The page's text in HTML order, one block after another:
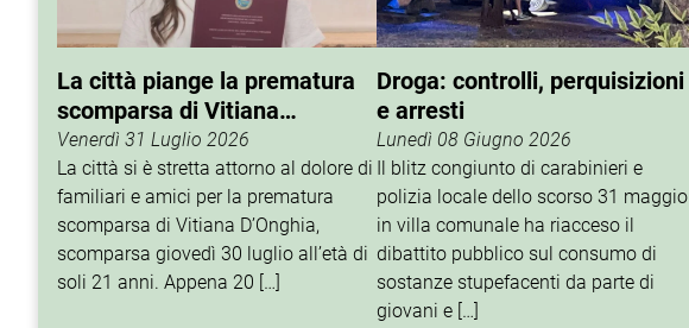
La città piange la prematura
scomparsa di Vitiana
D’Onghia
Venerdì 31 Luglio 2026
La città si è stretta attorno al dolore di
familiari e amici per la prematura
scomparsa di Vitiana D’Onghia,
scomparsa giovedì 30 luglio all’età di
soli 21 anni. Appena 20 […]
Droga: controlli, perquisizioni
e arresti
Lunedì 08 Giugno 2026
Il blitz congiunto di carabinieri e
polizia locale dello scorso 31 maggio
in villa comunale ha riacceso il
dibattito pubblico sul consumo di
sostanze stupefacenti da parte di
giovani e […]